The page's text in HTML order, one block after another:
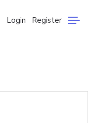
Login Register